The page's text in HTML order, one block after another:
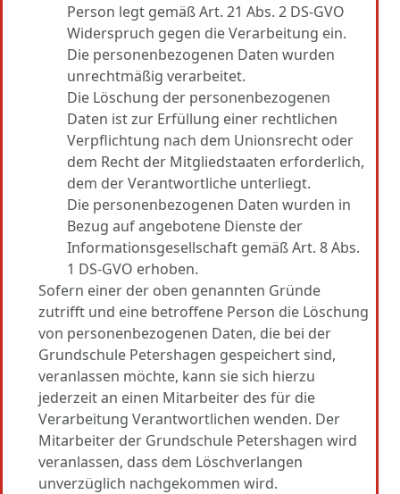
Person legt gemäß Art. 21 Abs. 2 DS-GVO
Widerspruch gegen die Verarbeitung ein.
Die personenbezogenen Daten wurden
unrechtmäßig verarbeitet.
Die Löschung der personenbezogenen
Daten ist zur Erfüllung einer rechtlichen
Verpflichtung nach dem Unionsrecht oder
dem Recht der Mitgliedstaaten erforderlich,
dem der Verantwortliche unterliegt.
Die personenbezogenen Daten wurden in
Bezug auf angebotene Dienste der
Informationsgesellschaft gemäß Art. 8 Abs.
1 DS-GVO erhoben.
Sofern einer der oben genannten Gründe
zutrifft und eine betroffene Person die Löschung
von personenbezogenen Daten, die bei der
Grundschule Petershagen gespeichert sind,
veranlassen möchte, kann sie sich hierzu
jederzeit an einen Mitarbeiter des für die
Verarbeitung Verantwortlichen wenden. Der
Mitarbeiter der Grundschule Petershagen wird
veranlassen, dass dem Löschverlangen
unverzüglich nachgekommen wird.